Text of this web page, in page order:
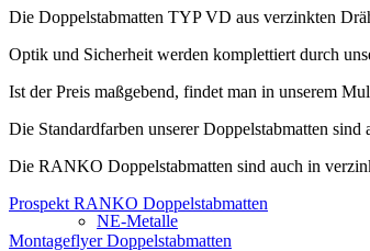
NE-Metalle
Die Doppelstabmatten TYP VD aus verzinkten
Optik und Sicherheit werden komplettiert durch
Ist der Preis maßgebend, findet man in unserem
Die Standardfarben unserer Doppelstabmatten
Die RANKO Doppelstabmatten sind auch in
Prospekt RANKO Doppelstabmatten
Montageflyer Doppelstabmatten